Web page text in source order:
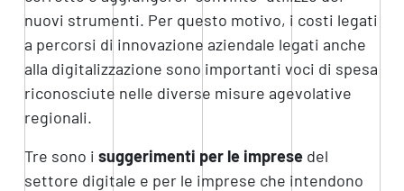
nuovi strumenti. Per questo motivo, i costi legati
a percorsi di innovazione aziendale legati anche
alla digitalizzazione sono importanti voci di spesa
riconosciute nelle diverse misure agevolative
regionali.
Tre sono i suggerimenti per le impresedel
settore digitale e per le imprese che intendono